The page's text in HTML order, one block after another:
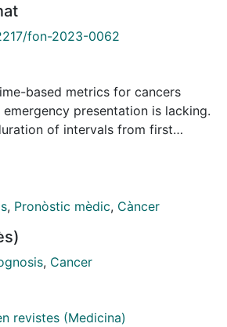
fon-2023-0062
based metrics for cancers
presentation is lacking.
of intervals from first
diagnosis in the emergency
of outpatients diagnosed with 15
years. The outcome was the
in emergency presenters (n =
in PC presenters (n = 2215).
were similar to PC but
in those with one or two and
, Pronòstic mèdic, Càncer
, Cancer
revistes (Medicina)